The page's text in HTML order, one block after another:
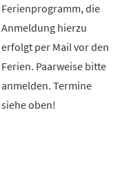
Ferienprogramm, die
Anmeldung hierzu
erfolgt per Mail vor den
Ferien. Paarweise bitte
anmelden. Termine
siehe oben!